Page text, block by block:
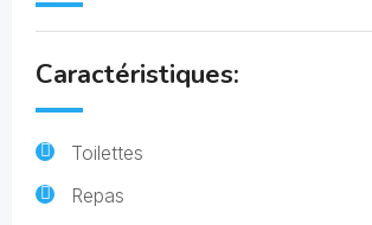
Caractéristiques:
Toilettes
Repas